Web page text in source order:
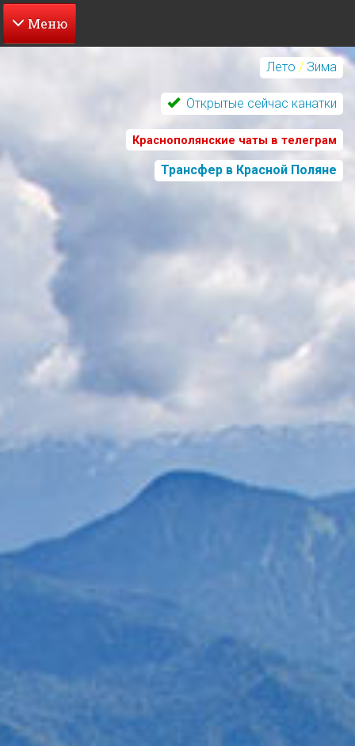
Перейти
Лето / Зима
Открытые сейчас канатки
Краснополянские чаты в телеграм
Трансфер в Красной Поляне